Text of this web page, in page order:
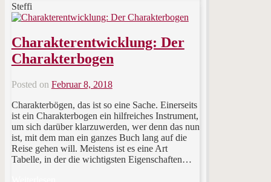
Steffi
Charakterentwicklung: Der
Charakterbogen
Posted on Februar 8, 2018
Charakterbögen, das ist so eine Sache. Einerseits
ist ein Charakterbogen ein hilfreiches Instrument,
um sich darüber klarzuwerden, wer denn das nun
ist, mit dem man ein ganzes Buch lang auf die
Reise gehen will. Meistens ist es eine Art
Tabelle, in der die wichtigsten Eigenschaften…